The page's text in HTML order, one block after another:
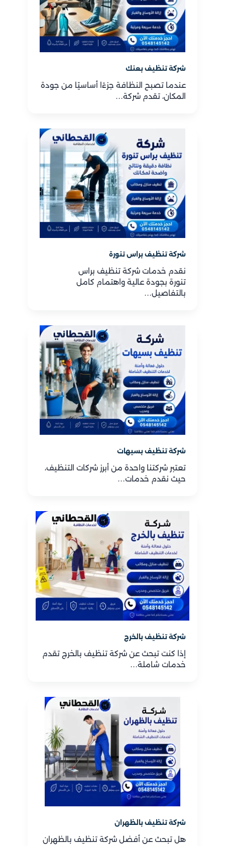
شركة تنظيف بعنك
عندما تصبح النظافة جزءًا أساسيًا من جودة
المكان، تقدم شركة…
شركة تنظيف براس تنورة
نقدم خدمات شركة تنظيف براس
تنورة بجودة عالية واهتمام كامل
بالتفاصيل…
شركة تنظيف بسيهات
تعتبر شركتنا واحدة من أبرز شركات التنظيف،
حيث نقدم خدمات…
شركة تنظيف بالخرج
إذا كنت تبحث عن شركة تنظيف بالخرج تقدم
خدمات شاملة…
شركة تنظيف بالظهران
هل تبحث عن أفضل شركة تنظيف بالظهران